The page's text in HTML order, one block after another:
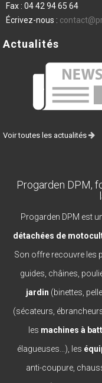
Fax : 04 42 94 65 64
Écrivez-nous :
Actualités
Voir toutes les actualités
Progarden DPM,
Progarden DPM est
détachées de
Son offre recouvre les
guides, châines,
jardin (binettes,
(sécateurs,
les machines à
élagueuses...), les
anti-coupure,